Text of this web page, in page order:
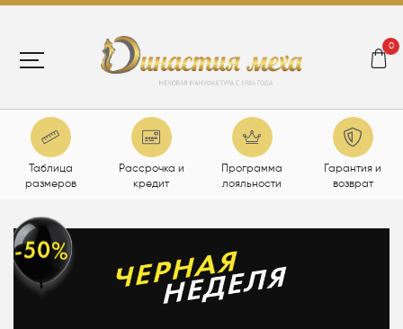
0
Таблица
размеров
Рассрочка и
кредит
Программа
лояльности
Гарантия и
возврат